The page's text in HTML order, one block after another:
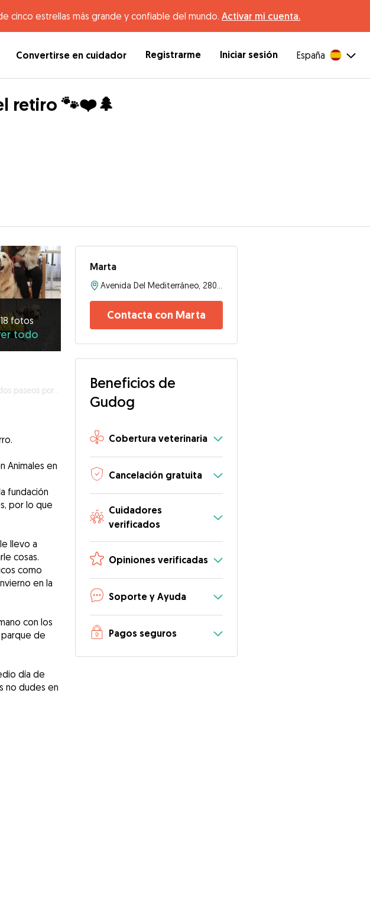
cinco estrellas más grande y confiable del mundo. Activar mi cuenta.
Convertirse en cuidador Registrarme Iniciar sesión España
retiro 🐾❤️🌲
18 fotos
todo
por el retiro 🐾❤️🌲
Animales en
fundación
por lo que
llevo a
cosas.
como
en la
con los
de
día de
no dudes en
Marta
Contacta con Marta
Beneficios de
Gudog
Cobertura veterinaria
Cancelación gratuita
Cuidadores
verificados
Opiniones verificadas
Soporte y Ayuda
Pagos seguros